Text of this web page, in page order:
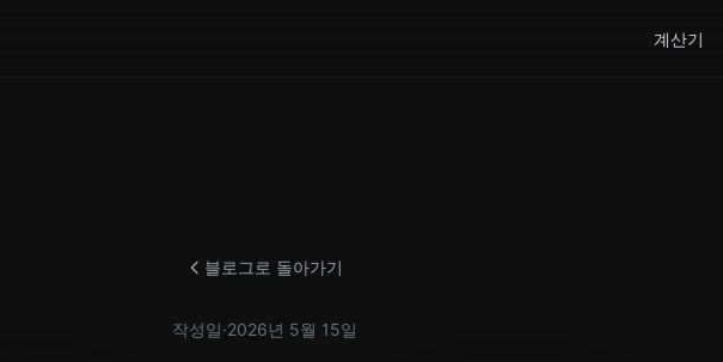
계산기
블로그로 돌아가기
작성일·2026년 5월 15일